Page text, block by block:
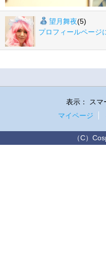
望月舞夜(5)
プロフィールページ
表示： スマ
マイページ
（C）